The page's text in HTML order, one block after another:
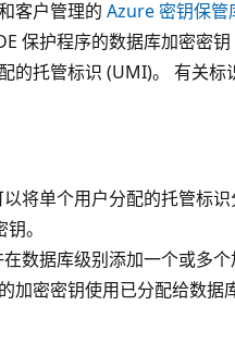
客户管理的 Azure 密钥保管
保护程序的数据库加密密
的托管标识 (UMI)。 有关
将单个用户分配的托管标
。
数据库级别添加一个或多
加密密钥使用已分配给数